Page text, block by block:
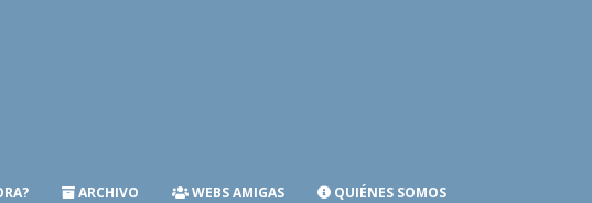
ARCHIVO WEBS AMIGAS QUIÉNES SOMOS